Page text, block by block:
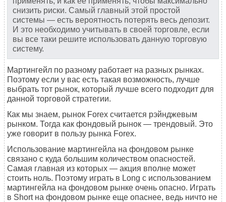
снизить риски. Самый главный этой простой
системы — есть вероятность потерять весь депозит.
И это необходимо учитывать в своей торговле, если
вы все таки решите использовать данную торговую
систему.
Мартингейл по разному работает на разных рынках.
Поэтому если у вас есть такая возможность, лучше
выбрать тот рынок, который лучше всего подходит для
данной торговой стратегии.
Как мы знаем, рынок Forex считается рэйнджевым
рынком. Тогда как фондовый рынок — трендовый. Это
уже говорит в пользу рынка Forex.
Использование мартингейла на фондовом рынке
связано с куда большим количеством опасностей.
Самая главная из которых — акция вполне может
стоить ноль. Поэтому играть в Long с использованием
мартингейла на фондовом рынке очень опасно. Играть
в Short на фондовом рынке еще опаснее, ведь ничто не